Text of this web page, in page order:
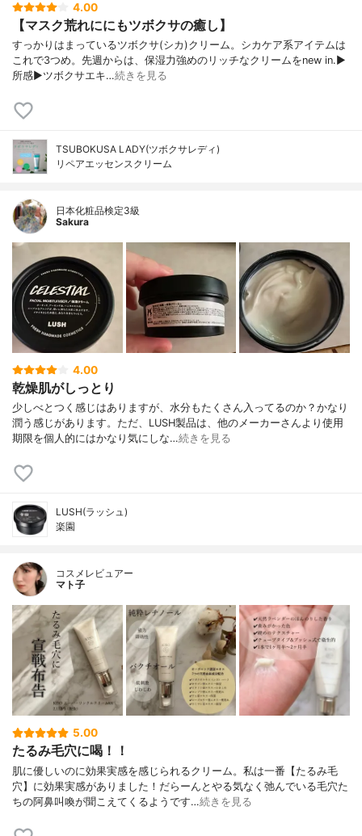
4.00
【マスク荒れににもツボクサの癒し】
すっかりはまっているツボクサ(シカ)クリーム。シカケア系アイテムは
これで3つめ。先週からは、保湿力強めのリッチなクリームをnew in.▶︎
所感▶︎ツボクサエキ…続きを見る
TSUBOKUSA LADY(ツボクサレディ)
リペアエッセンスクリーム
日本化粧品検定3級
Sakura
4.00
乾燥肌がしっとり
少しべとつく感じはありますが、水分もたくさん入ってるのか？かなり
潤う感じがあります。ただ、LUSH製品は、他のメーカーさんより使用
期限を個人的にはかなり気にしな…続きを見る
LUSH(ラッシュ)
楽園
コスメレビュアー
マト子
5.00
たるみ毛穴に喝！！
肌に優しいのに効果実感を感じられるクリーム。私は一番【たるみ毛
穴】に効果実感がありました！だらーんとやる気なく弛んでいる毛穴た
ちの阿鼻叫喚が聞こえてくるようです…続きを見る